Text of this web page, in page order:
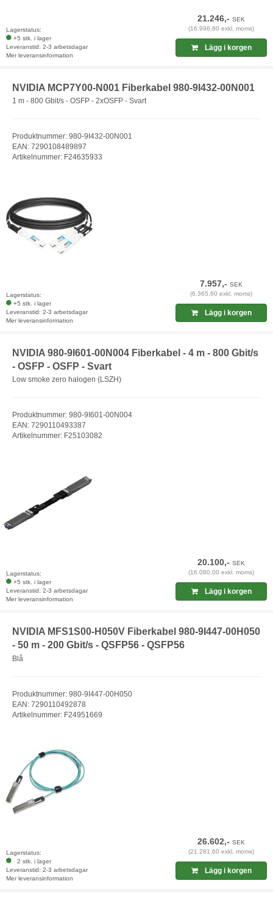
Lagerstatus:
+5 stk. i lager
Leveranstid: 2-3 arbetsdagar
Mer leveransinformation
21.246,-SEK
(16.996,80 exkl. moms)
Lägg i korgen
NVIDIA MCP7Y00-N001 Fiberkabel 980-9I432-00N001
1 m - 800 Gbit/s - OSFP - 2xOSFP - Svart
Produktnummer: 980-9I432-00N001
EAN: 7290108489897
Artikelnummer: F24635933
Lagerstatus:
+5 stk. i lager
Leveranstid: 2-3 arbetsdagar
Mer leveransinformation
7.957,-SEK
(6.365,60 exkl. moms)
Lägg i korgen
NVIDIA 980-9I601-00N004 Fiberkabel - 4 m - 800 Gbit/s
- OSFP - OSFP - Svart
Low smoke zero halogen (LSZH)
Produktnummer: 980-9I601-00N004
EAN: 7290110493387
Artikelnummer: F25103082
Lagerstatus:
+5 stk. i lager
Leveranstid: 2-3 arbetsdagar
Mer leveransinformation
20.100,-SEK
(16.080,00 exkl. moms)
Lägg i korgen
NVIDIA MFS1S00-H050V Fiberkabel 980-9I447-00H050
- 50 m - 200 Gbit/s - QSFP56 - QSFP56
Blå
Produktnummer: 980-9I447-00H050
EAN: 7290110492878
Artikelnummer: F24951669
Lagerstatus:
2 stk. i lager
Leveranstid: 2-3 arbetsdagar
Mer leveransinformation
26.602,-SEK
(21.281,60 exkl. moms)
Lägg i korgen